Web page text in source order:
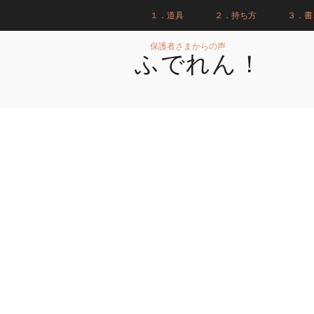
１．道具 ２．持ち方 ３．
保護者さまからの声
ふでれん！